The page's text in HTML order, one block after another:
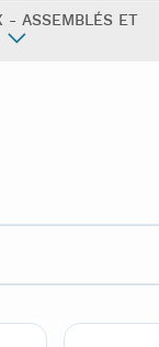
- ASSEMBLÉS ET